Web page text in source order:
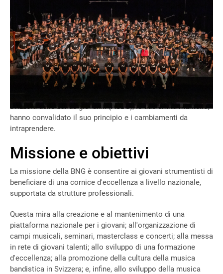
La Banda Nazionale Giovanile (BNG) sta affrontando
importanti cambiamenti: nuovo status, nuovo nome e nuova
direttrice esecutiva.
Nella seconda metà del 2025, il comitato della BNG ha
studiato e concettualizzato un nuovo orientamento.
svizzera delle bande giovanili (ASBG), le due entità mantello,
hanno convalidato il suo principio e i cambiamenti da
intraprendere.
Missione e obiettivi
La missione della BNG è consentire ai giovani strumentisti di
beneficiare di una cornice d'eccellenza a livello nazionale,
supportata da strutture professionali.
Questa mira alla creazione e al mantenimento di una
piattaforma nazionale per i giovani; all'organizzazione di
campi musicali, seminari, masterclass e concerti; alla messa
in rete di giovani talenti; allo sviluppo di una formazione
d'eccellenza; alla promozione della cultura della musica
bandistica in Svizzera; e, infine, allo sviluppo della musica